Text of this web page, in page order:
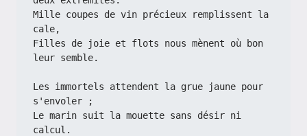
Mille coupes de vin précieux remplissent la
cale,
Filles de joie et flots nous mènent où bon
leur semble.
Les immortels attendent la grue jaune pour
s'envoler ;
Le marin suit la mouette sans désir ni
calcul.